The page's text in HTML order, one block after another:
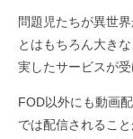
問題児たちが異世
とはもちろん大き
実したサービスが
FOD以外にも動画
では配信されるこ